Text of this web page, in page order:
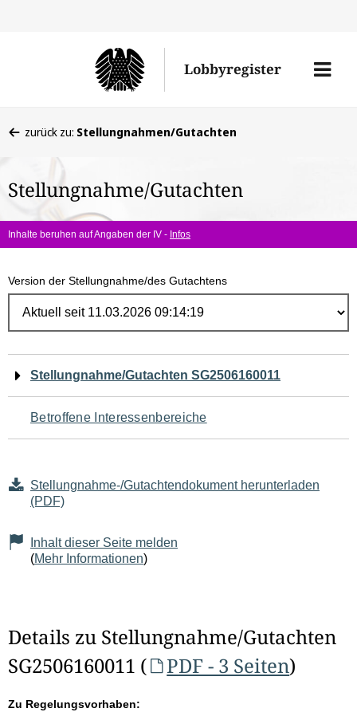
Lobbyregister
Menü
befinden
hier:
zurück zu: Stellungnahmen/Gutachten
Stellungnahme/Gutachten
Inhalte beruhen auf Angaben der IV - Infos
Version der Stellungnahme/des Gutachtens
Navigation
für
den
Seiteninhalt
Stellungnahme/Gutachten SG2506160011
Betroffene Interessenbereiche
Stellungnahme-/Gutachtendokument herunterladen
(PDF)
Inhalt dieser Seite melden
(Mehr Informationen)
Details zu Stellungnahme/Gutachten
SG2506160011 (
PDF - 3 Seiten)
Zu Regelungsvorhaben: